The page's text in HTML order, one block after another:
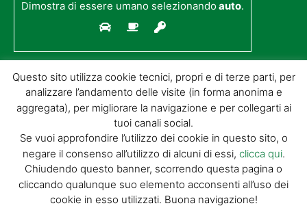
Dimostra di essere umano selezionandoauto.
© GIORGIO TESI EDITRICE S.R.L. | P.IVA
01732650476 | VIA DI BADIA 14 – 51100 LOC.
BOTTEGONE (PISTOIA) |POWERED BY
ALLYMIND
Questo sito utilizza cookie tecnici, propri e di terze parti, per
analizzare l’andamento delle visite (in forma anonima e
aggregata), per migliorare la navigazione e per collegarti ai
tuoi canali social.
Se vuoi approfondire l’utilizzo dei cookie in questo sito, o
negare il consenso all’utilizzo di alcuni di essi, clicca qui.
Chiudendo questo banner, scorrendo questa pagina o
cliccando qualunque suo elemento acconsenti all’uso dei
cookie in esso utilizzati. Buona navigazione!